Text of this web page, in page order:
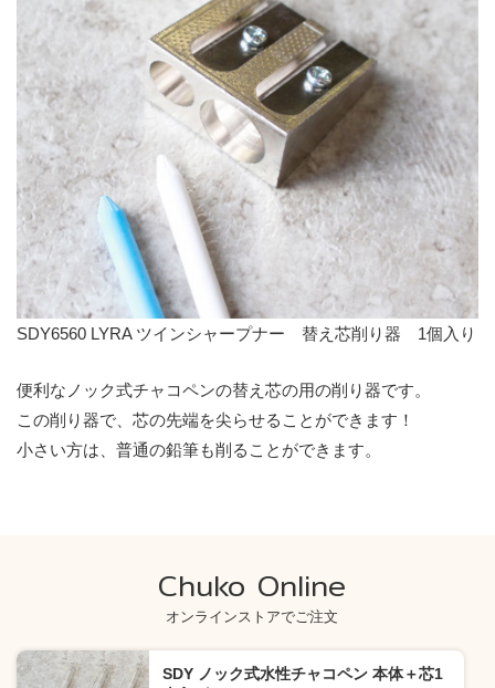
SDY6560 LYRA ツインシャープナー 替え芯削り器 1個入り
便利なノック式チャコペンの替え芯の用の削り器です。
この削り器で、芯の先端を尖らせることができます！
小さい方は、普通の鉛筆も削ることができます。
Chuko Online
オンラインストアでご注文
SDY ノック式水性チャコペン 本体＋芯1